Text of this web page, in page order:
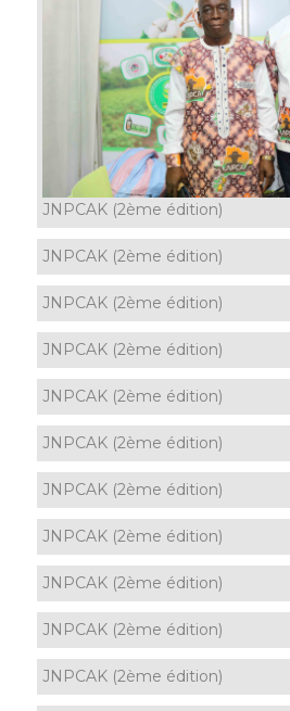
JNPCAK (2ème édition)
JNPCAK (2ème édition)
JNPCAK (2ème édition)
JNPCAK (2ème édition)
JNPCAK (2ème édition)
JNPCAK (2ème édition)
JNPCAK (2ème édition)
JNPCAK (2ème édition)
JNPCAK (2ème édition)
JNPCAK (2ème édition)
JNPCAK (2ème édition)